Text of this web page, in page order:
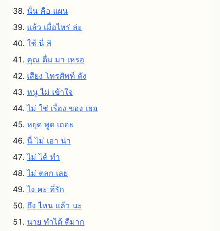
นั่น คือ แผน
แล้ว เมื่อไหร่ ล่ะ
ใช้ นี่ สิ
คุณ ดื่ม มา เหรอ
เสียง โทรศัพท์ ดัง
หนู ไม่ เข้าใจ
ไม่ ใช่ เรื่อง ของ เธอ
หยุด พูด เถอะ
นี่ ไม่ เอา น่า
ไม่ ได้ ทํา
ไม่ ตลก เลย
ไง คะ ที่รัก
ถึง ไหน แล้ว นะ
นาย ทําได้ ดีมาก